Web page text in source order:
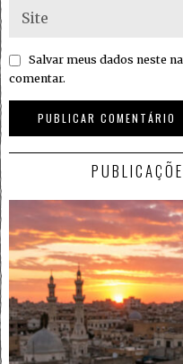
Salvar meus dados neste
comentar.